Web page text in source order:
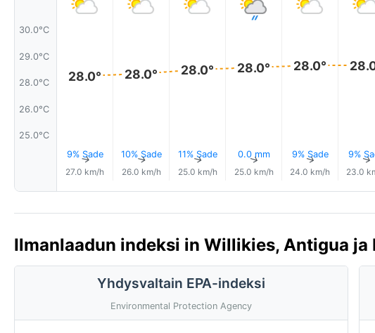
30.0°C
29.0°C
28.0°C
26.0°C
25.0°C
28.0°
9% Sade
↑
27.0 km/h
28.0°
10% Sade
↑
26.0 km/h
28.0°
11% Sade
↑
25.0 km/h
28.0°
0.0 mm
↑
25.0 km/h
28.0°
9% Sade
↑
24.0 km/h
9%↑
23.0
Ilmanlaadun indeksi in Willikies, Antigua
Yhdysvaltain EPA-indeksi
Environmental Protection Agency